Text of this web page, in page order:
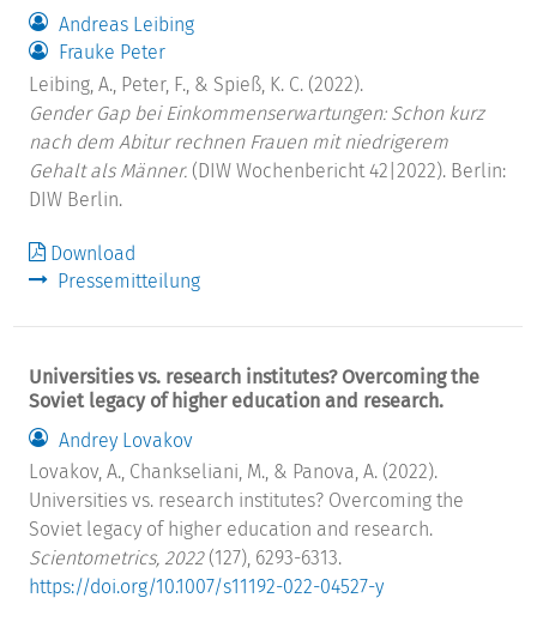
Andreas Leibing
Frauke Peter
Leibing, A., Peter, F., & Spieß, K. C. (2022).
Gender Gap bei Einkommenserwartungen: Schon kurz
nach dem Abitur rechnen Frauen mit niedrigerem
Gehalt als Männer. (DIW Wochenbericht 42|2022). Berlin:
DIW Berlin.
Download
Pressemitteilung
Universities vs. research institutes? Overcoming the
Soviet legacy of higher education and research.
Andrey Lovakov
Lovakov, A., Chankseliani, M., & Panova, A. (2022).
Universities vs. research institutes? Overcoming the
Soviet legacy of higher education and research.
Scientometrics, 2022 (127), 6293-6313.
https://doi.org/10.1007/s11192-022-04527-y